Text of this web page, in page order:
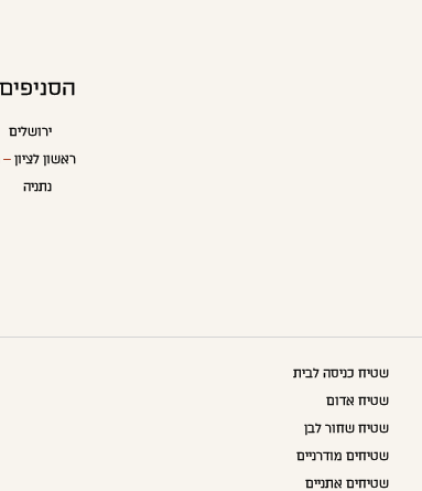
ירושלים
ראשון לציון –
נתניה
שטיח כניסה לבית
שטיח אדום
שטיח שחור לבן
שטיחים מודרניים
שטיחים אתניים